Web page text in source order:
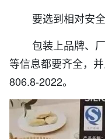
要选到相对安
包装上品牌、
等信息都要齐全，
806.8-2022。